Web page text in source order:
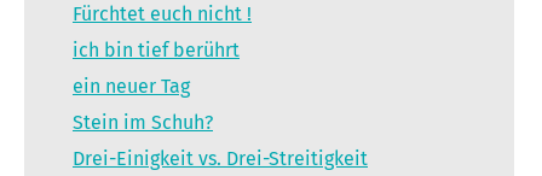
Fürchtet euch nicht !
ich bin tief berührt
ein neuer Tag
Stein im Schuh?
Drei-Einigkeit vs. Drei-Streitigkeit